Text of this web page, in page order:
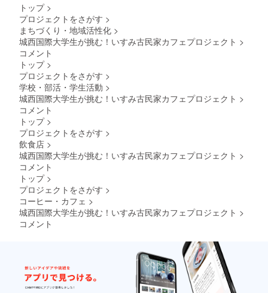
セット
券をお
トップ >
プロジェクトをさがす >
まちづくり・地域活性化 >
城西国際大学生が挑む！いすみ古民家カフェプロジェクト >
コメント
トップ >
プロジェクトをさがす >
学校・部活・学生活動 >
城西国際大学生が挑む！いすみ古民家カフェプロジェクト >
コメント
トップ >
プロジェクトをさがす >
飲食店 >
城西国際大学生が挑む！いすみ古民家カフェプロジェクト >
コメント
トップ >
プロジェクトをさがす >
コーヒー・カフェ >
城西国際大学生が挑む！いすみ古民家カフェプロジェクト >
コメント